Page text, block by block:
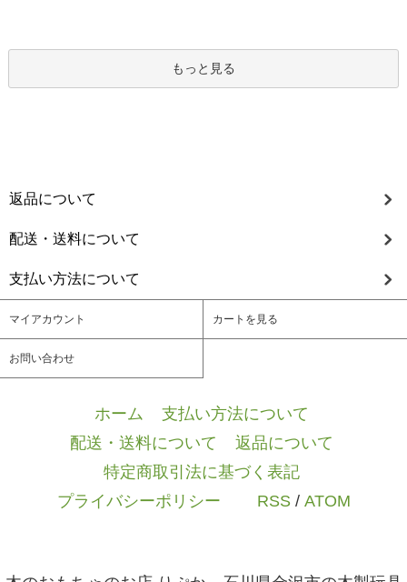
もっと見る
返品について
配送・送料について
支払い方法について
マイアカウント カートを見る
お問い合わせ
ホーム 支払い方法について
配送・送料について
返品について
特定商取引法に基づく表記
プライバシーポリシー
RSS/ ATOM